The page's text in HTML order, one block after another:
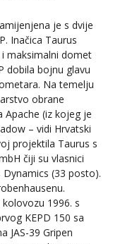
je s dvije
Inačica Taurus
maksimalni domet
dobila bojnu glavu
Na temelju
obrane
(iz kojeg je
– vidi Hrvatski
projektila Taurus s
čiji su vlasnici
(33 posto).
1996. s
KEPD 150 sa
JAS-39 Gripen